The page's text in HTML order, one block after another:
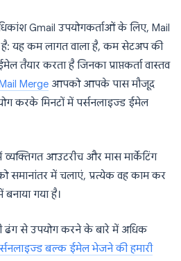
Gmail उपयोगकर्ताओं के लिए, Mail
है: यह कम लागत वाला है, कम सेटअप की
करता है जिनका प्राप्तकर्ता वास्तव
Merge आपको आपके पास मौजूद
करके मिनटों में पर्सनलाइज्ड ईमेल
आउटरीच और मास मार्केटिंग
समानांतर में चलाएं, प्रत्येक वह काम कर
गया है।
ढंग से उपयोग करने के बारे में अधिक
बल्क ईमेल भेजने की हमारी